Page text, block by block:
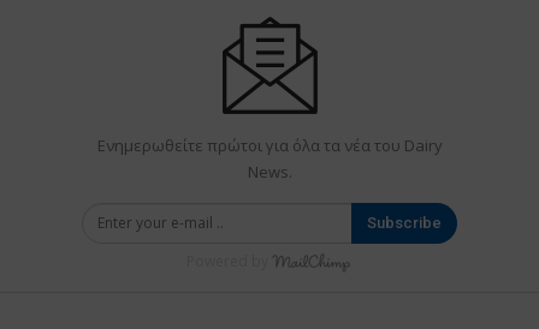
Ενημερωθείτε πρώτοι για όλα τα νέα του Dairy
News.
Subscribe